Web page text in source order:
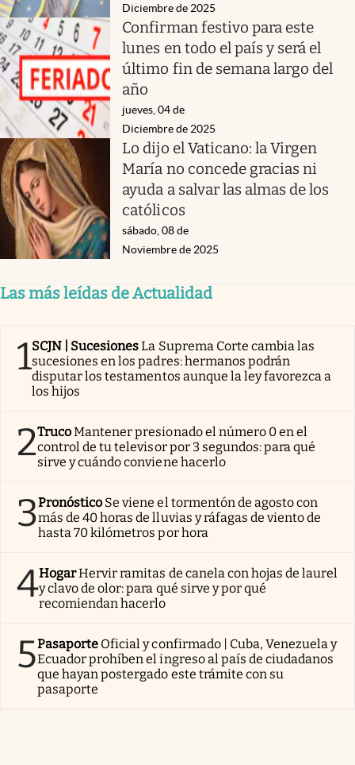
Diciembre de 2025
Confirman festivo para este
lunes en todo el país y será el
último fin de semana largo del
año
jueves, 04 de
Diciembre de 2025
Lo dijo el Vaticano: la Virgen
María no concede gracias ni
ayuda a salvar las almas de los
católicos
sábado, 08 de
Noviembre de 2025
Las más leídas de Actualidad
1SCJN | SucesionesLa Suprema Corte cambia las
sucesiones en los padres: hermanos podrán
disputar los testamentos aunque la ley favorezca a
los hijos
2TrucoMantener presionado el número 0 en el
control de tu televisor por 3 segundos: para qué
sirve y cuándo conviene hacerlo
3Pronóstico Se viene el tormentón de agosto con
más de 40 horas de lluvias y ráfagas de viento de
hasta 70 kilómetros por hora
4HogarHervir ramitas de canela con hojas de laurel
y clavo de olor: para qué sirve y por qué
recomiendan hacerlo
5Pasaporte Oficial y confirmado | Cuba, Venezuela y
Ecuador prohíben el ingreso al país de ciudadanos
que hayan postergado este trámite con su
pasaporte